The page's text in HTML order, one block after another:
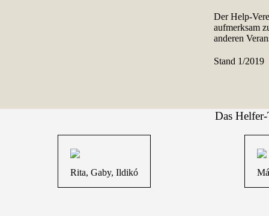
Der Help-
aufmerksam
anderen
Stand 1/2019
Das
Rita, Gaby, Ildikó